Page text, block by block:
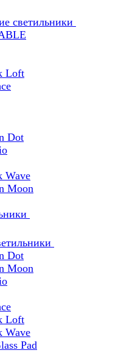
светильники
Loft
Dot
Wave
Moon
Dot
Moon
Loft
Wave
Pad